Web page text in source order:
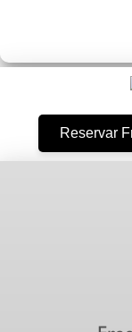
Reservar